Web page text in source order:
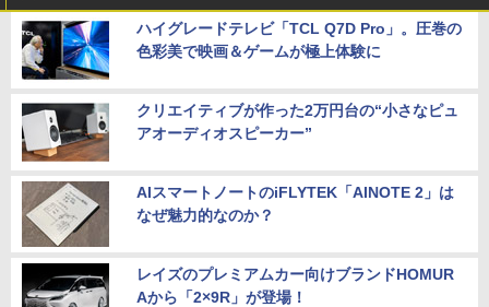
ハイグレードテレビ「TCL Q7D Pro」。圧巻の
色彩美で映画＆ゲームが極上体験に
クリエイティブが作った2万円台の“小さなピュ
アオーディオスピーカー”
AIスマートノートのiFLYTEK「AINOTE 2」は
なぜ魅力的なのか？
レイズのプレミアムカー向けブランドHOMUR
Aから「2×9R」が登場！